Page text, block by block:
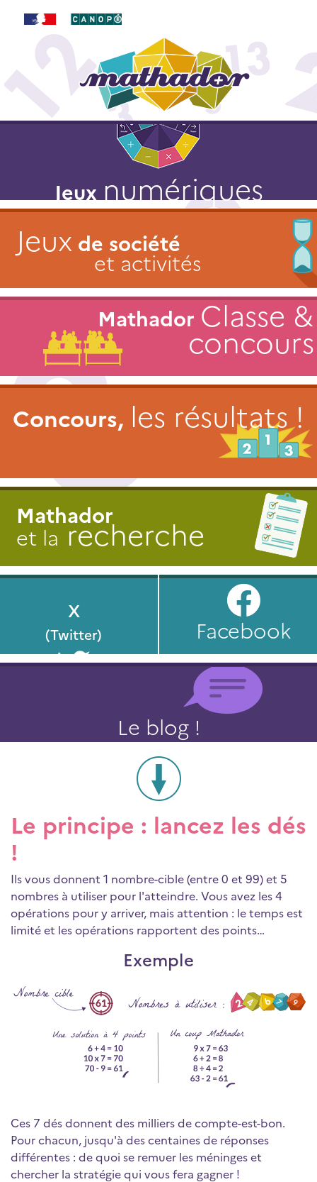
Jeux numériques
Jeux de société
et activités
Concours, les résultats !
Mathador Classe &
concours
Mathador
et la recherche
X
(Twitter) Facebook
Le blog !
Le principe : lancez les dés
!
Ils vous donnent 1 nombre-cible (entre 0 et 99) et 5
nombres à utiliser pour l'atteindre. Vous avez les 4
opérations pour y arriver, mais attention : le temps est
limité et les opérations rapportent des points…
Exemple
Ces 7 dés donnent des milliers de compte-est-bon.
Pour chacun, jusqu'à des centaines de réponses
différentes : de quoi se remuer les méninges et
chercher la stratégie qui vous fera gagner !